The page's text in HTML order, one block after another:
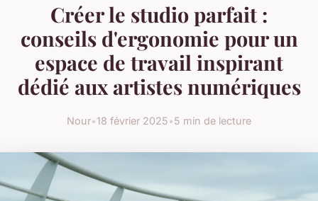
Créer le studio parfait :
conseils d'ergonomie pour un
espace de travail inspirant
dédié aux artistes numériques
Nour•18 février 2025•5 min de lecture